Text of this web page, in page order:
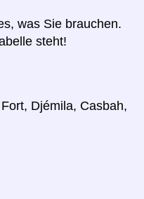
was Sie brauchen.
steht!
Djémila, Casbah,